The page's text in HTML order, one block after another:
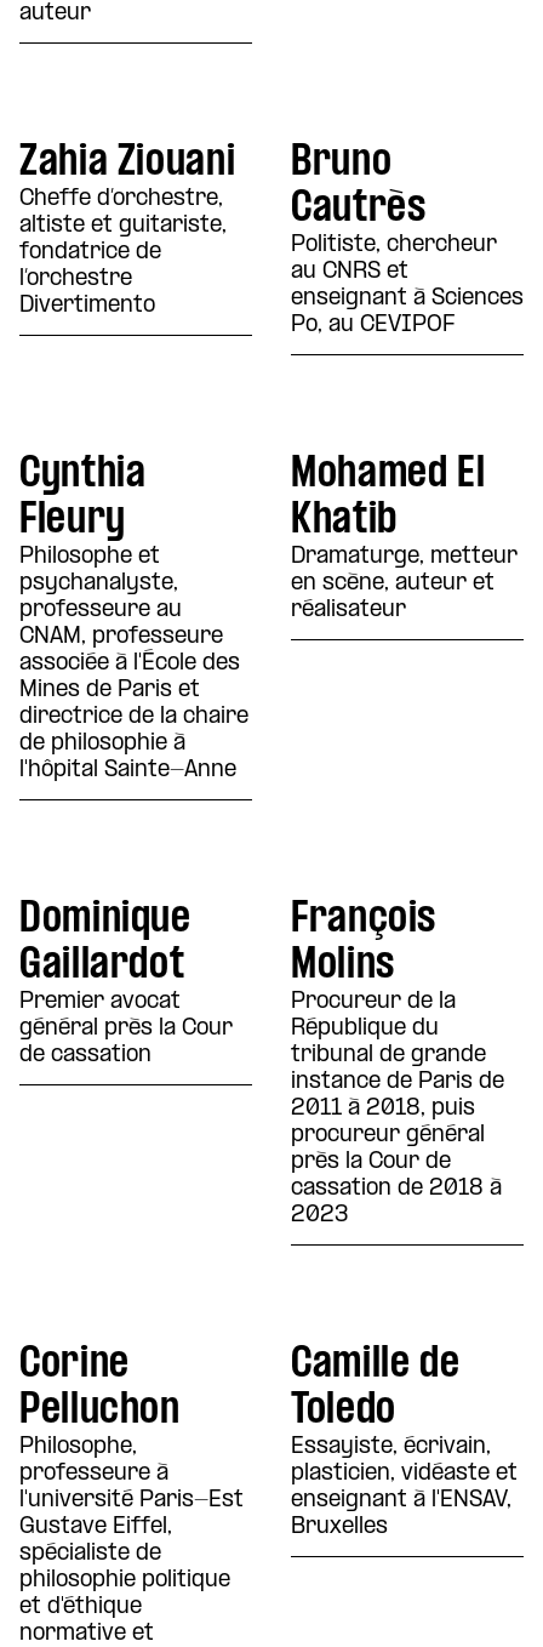
auteur
Zahia Ziouani
Cheffe d’orchestre,
altiste et guitariste,
fondatrice de
l’orchestre
Divertimento
Bruno
Cautrès
Politiste, chercheur
au CNRS et
enseignant à Sciences
Po, au CEVIPOF
Cynthia
Fleury
Philosophe et
psychanalyste,
professeure au
CNAM, professeure
associée à l'École des
Mines de Paris et
directrice de la chaire
de philosophie à
l'hôpital Sainte-Anne
Mohamed El
Khatib
Dramaturge, metteur
en scène, auteur et
réalisateur
Dominique
Gaillardot
Premier avocat
général près la Cour
de cassation
François
Molins
Procureur de la
République du
tribunal de grande
instance de Paris de
2011 à 2018, puis
procureur général
près la Cour de
cassation de 2018 à
2023
Corine
Pelluchon
Philosophe,
professeure à
l'université Paris-Est
Gustave Eiffel,
spécialiste de
philosophie politique
et d'éthique
normative et
Camille de
Toledo
Essayiste, écrivain,
plasticien, vidéaste et
enseignant à l'ENSAV,
Bruxelles